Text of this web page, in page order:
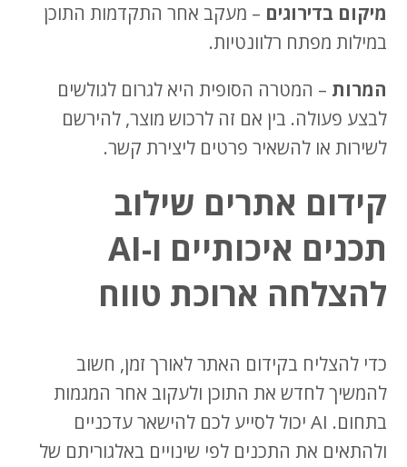
מיקום בדירוגים – מעקב אחר התקדמות התוכן
במילות מפתח רלוונטיות.
המרות – המטרה הסופית היא לגרום לגולשים
לבצע פעולה. בין אם זה לרכוש מוצר, להירשם
לשירות או להשאיר פרטים ליצירת קשר.
קידום אתרים שילוב
תכנים איכותיים ו-AI
להצלחה ארוכת טווח
כדי להצליח בקידום האתר לאורך זמן, חשוב
להמשיך לחדש את התוכן ולעקוב אחר המגמות
בתחום. AI יכול לסייע לכם להישאר עדכניים
ולהתאים את התכנים לפי שינויים באלגוריתם של